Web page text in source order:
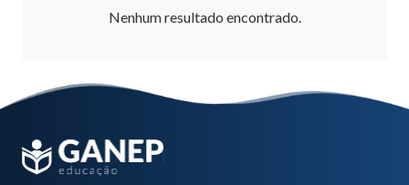
Nenhum resultado encontrado.